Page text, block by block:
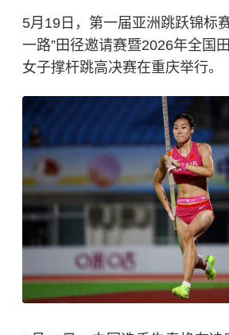
5月19日，第一届亚洲跳跃锦标
一路”田径邀请赛暨2026年全国
女子撑杆跳高决赛在重庆举行。